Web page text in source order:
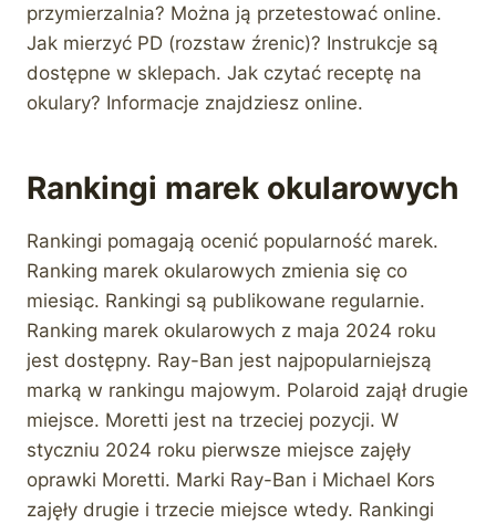
przymierzalnia? Można ją przetestować online.
Jak mierzyć PD (rozstaw źrenic)? Instrukcje są
dostępne w sklepach. Jak czytać receptę na
okulary? Informacje znajdziesz online.
Rankingi marek okularowych
Rankingi pomagają ocenić popularność marek.
Ranking marek okularowych zmienia się co
miesiąc. Rankingi są publikowane regularnie.
Ranking marek okularowych z maja 2024 roku
jest dostępny. Ray-Ban jest najpopularniejszą
marką w rankingu majowym. Polaroid zajął drugie
miejsce. Moretti jest na trzeciej pozycji. W
styczniu 2024 roku pierwsze miejsce zajęły
oprawki Moretti. Marki Ray-Ban i Michael Kors
zajęły drugie i trzecie miejsce wtedy. Rankingi